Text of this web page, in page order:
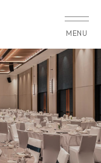
MENU